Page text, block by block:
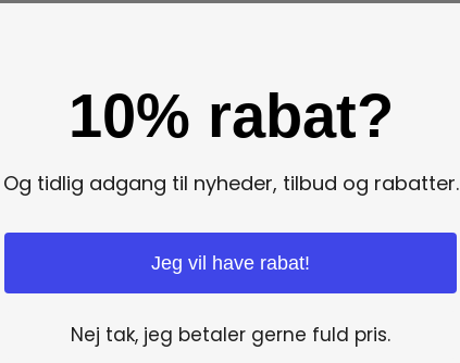
10% rabat?
Og tidlig adgang til nyheder, tilbud og rabatter.
Jeg vil have rabat!
Nej tak, jeg betaler gerne fuld pris.